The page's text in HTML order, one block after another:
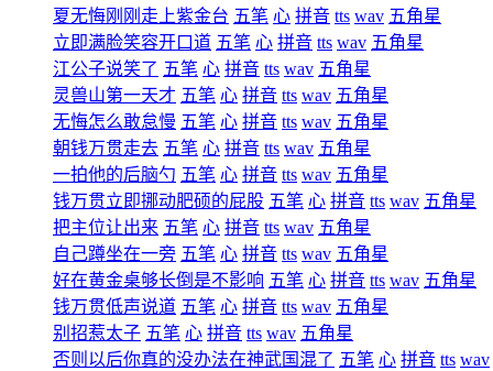
夏无悔刚刚走上紫金台 五笔 心 拼音 tts wav 五角星
立即满脸笑容开口道 五笔 心 拼音 tts wav 五角星
江公子说笑了 五笔 心 拼音 tts wav 五角星
灵兽山第一天才 五笔 心 拼音 tts wav 五角星
无悔怎么敢怠慢 五笔 心 拼音 tts wav 五角星
朝钱万贯走去 五笔 心 拼音 tts wav 五角星
一拍他的后脑勺 五笔 心 拼音 tts wav 五角星
钱万贯立即挪动肥硕的屁股 五笔 心 拼音 tts wav 五角星
把主位让出来 五笔 心 拼音 tts wav 五角星
自己蹲坐在一旁 五笔 心 拼音 tts wav 五角星
好在黄金桌够长倒是不影响 五笔 心 拼音 tts wav 五角星
钱万贯低声说道 五笔 心 拼音 tts wav 五角星
别招惹太子 五笔 心 拼音 tts wav 五角星
否则以后你真的没办法在神武国混了 五笔 心 拼音 tts wav